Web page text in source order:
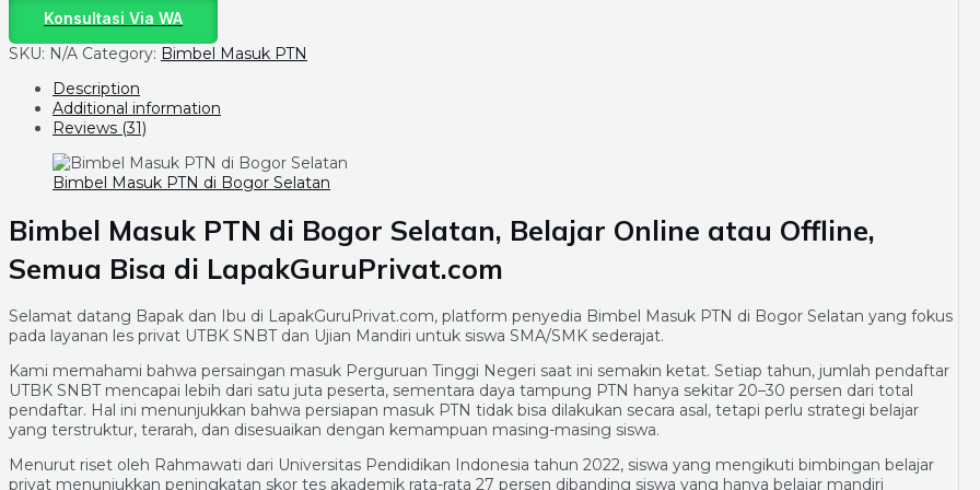
Konsultasi Via WA
SKU: N/A Category: Bimbel Masuk PTN
Description
Additional information
Reviews (31)
Bimbel Masuk PTN di Bogor Selatan
Bimbel Masuk PTN di Bogor Selatan, Belajar Online atau Offline,
Semua Bisa di LapakGuruPrivat.com
Selamat datang Bapak dan Ibu di LapakGuruPrivat.com, platform penyedia Bimbel Masuk PTN di Bogor Selatan yang fokus
pada layanan les privat UTBK SNBT dan Ujian Mandiri untuk siswa SMA/SMK sederajat.
Kami memahami bahwa persaingan masuk Perguruan Tinggi Negeri saat ini semakin ketat. Setiap tahun, jumlah pendaftar
UTBK SNBT mencapai lebih dari satu juta peserta, sementara daya tampung PTN hanya sekitar 20–30 persen dari total
pendaftar. Hal ini menunjukkan bahwa persiapan masuk PTN tidak bisa dilakukan secara asal, tetapi perlu strategi belajar
yang terstruktur, terarah, dan disesuaikan dengan kemampuan masing-masing siswa.
Menurut riset oleh Rahmawati dari Universitas Pendidikan Indonesia tahun 2022, siswa yang mengikuti bimbingan belajar
privat menunjukkan peningkatan skor tes akademik rata-rata 27 persen dibanding siswa yang hanya belajar mandiri